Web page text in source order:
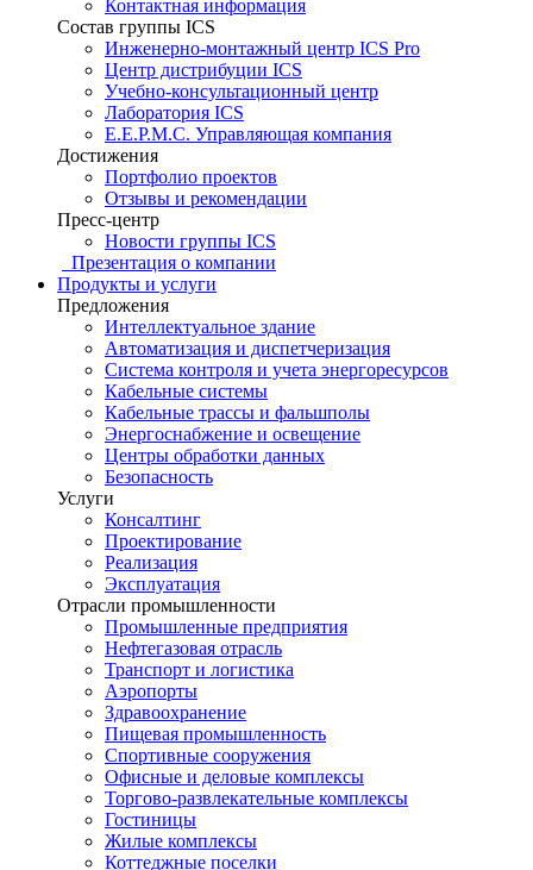
Контактная информация
Состав группы ICS
Инженерно-монтажный центр ICS Pro
Центр дистрибуции ICS
Учебно-консультационный центр
Лаборатория ICS
E.E.P.M.C. Управляющая компания
Достижения
Портфолио проектов
Отзывы и рекомендации
Пресс-центр
Новости группы ICS
Презентация о компании
Продукты и услуги
Предложения
Интеллектуальное здание
Автоматизация и диспетчеризация
Система контроля и учета энергоресурсов
Кабельные системы
Кабельные трассы и фальшполы
Энергоснабжение и освещение
Центры обработки данных
Безопасность
Услуги
Консалтинг
Проектирование
Реализация
Эксплуатация
Отрасли промышленности
Промышленные предприятия
Нефтегазовая отрасль
Транспорт и логистика
Аэропорты
Здравоохранение
Пищевая промышленность
Спортивные сооружения
Офисные и деловые комплексы
Торгово-развлекательные комплексы
Гостиницы
Жилые комплексы
Коттеджные поселки